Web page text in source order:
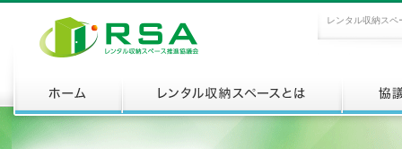
レンタル収納スペ